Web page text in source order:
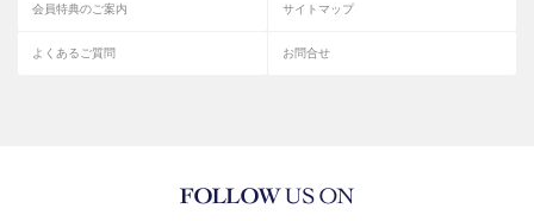
会員特典のご案内 サイトマップ
よくあるご質問 お問合せ